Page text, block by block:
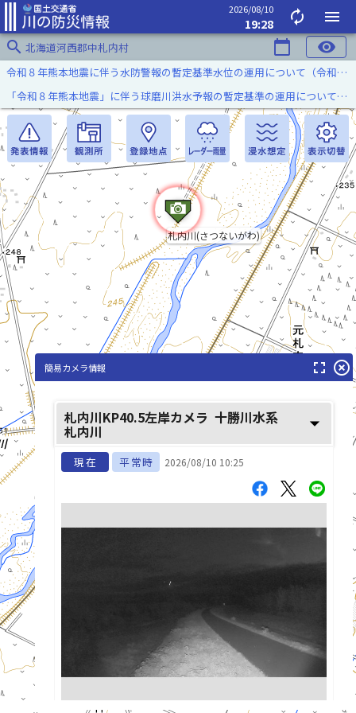
2026/08/10
19:28 autorenew
menu
search 北海道河西郡中札内村 calendar_today visibility
札内川(さつないがわ)
令和８年熊本地震に伴う水防警報の暫定基準水位の運用について（令和８年８月７日）
「令和８年熊本地震」に伴う球磨川洪水予報の暫定基準の運用について（令和８年８月５日）
簡易カメラ情報 fullscreen highlight_off
札内川KP40.5左岸カメラ 十勝川水系
札内川 arrow_drop_down
現在 平常時 2026/08/10 10:25